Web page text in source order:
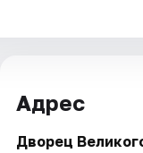
Адрес
Дворец